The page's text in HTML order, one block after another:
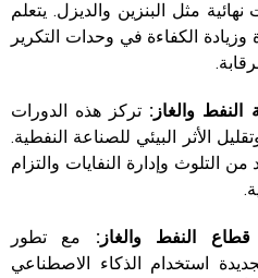
مثل البنزين والديزل. يتعلم
الكفاءة في وحدات التكرير
تركز هذه الدورات
الأثر البيئي للصناعة النفطية.
التلوث وإدارة النفايات والتزام
مع تطور
استخدام الذكاء الاصطناعي